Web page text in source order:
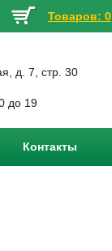
Товаров: 0
д. 7, стр. 30
до 19
Контакты